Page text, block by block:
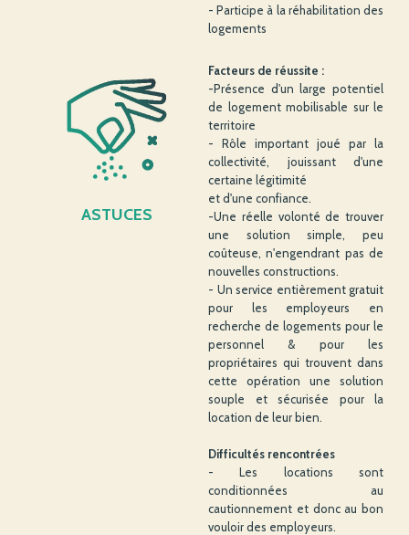
- Participe à la réhabilitation des
logements
ASTUCES
Facteurs de réussite :
-Présence d'un large potentiel
de logement mobilisable sur le
territoire
- Rôle important joué par la
collectivité, jouissant d'une
certaine légitimité
et d'une confiance.
-Une réelle volonté de trouver
une solution simple, peu
coûteuse, n'engendrant pas de
nouvelles constructions.
- Un service entièrement gratuit
pour les employeurs en
recherche de logements pour le
personnel & pour les
propriétaires qui trouvent dans
cette opération une solution
souple et sécurisée pour la
location de leur bien.
Difficultés rencontrées
- Les locations sont
conditionnées au
cautionnement et donc au bon
vouloir des employeurs.